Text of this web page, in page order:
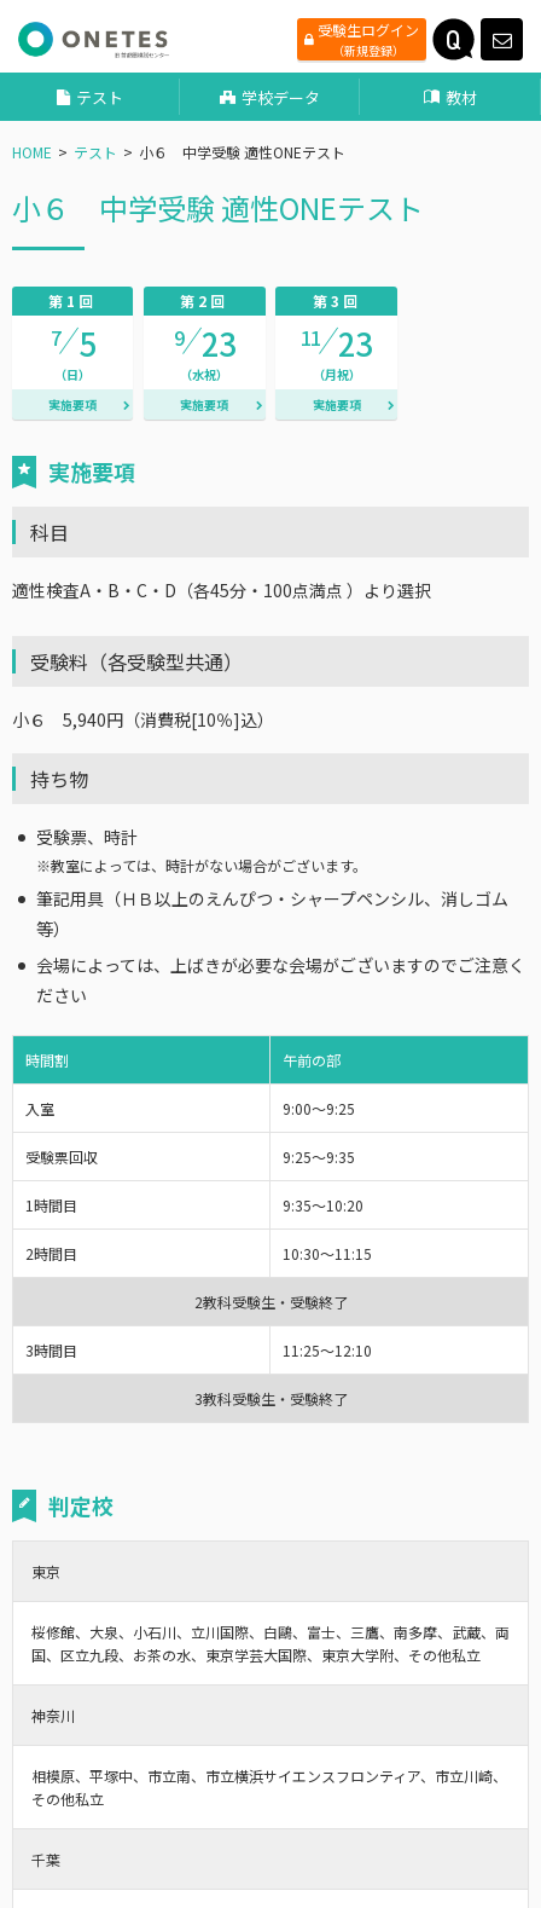
受験生ログイン
（新規登録）
テスト 学校データ 教材
HOME テスト 小６ 中学受験 適性ONEテスト
小６ 中学受験 適性ONEテスト
第1回
7 5
（日）
実施要項
第2回
9 23
（水祝）
実施要項
第3回
11 23
（月祝）
実施要項
実施要項
科目
適性検査A・B・C・D（各45分・100点満点 ）より選択
受験料（各受験型共通）
小６ 5,940円（消費税[10％]込）
持ち物
受験票、時計
※教室によっては、時計がない場合がございます。
筆記用具（ＨＢ以上のえんぴつ・シャープペンシル、消しゴム
等）
会場によっては、上ばきが必要な会場がございますのでご注意く
ださい
時間割 午前の部
入室 9:00～9:25
受験票回収 9:25～9:35
1時間目 9:35～10:20
2時間目 10:30～11:15
2教科受験生・受験終了
3時間目 11:25～12:10
3教科受験生・受験終了
判定校
東京
桜修館、大泉、小石川、立川国際、白鷗、富士、三鷹、南多摩、武蔵、両
国、区立九段、お茶の水、東京学芸大国際、東京大学附、その他私立
神奈川
相模原、平塚中、市立南、市立横浜サイエンスフロンティア、市立川崎、
その他私立
千葉